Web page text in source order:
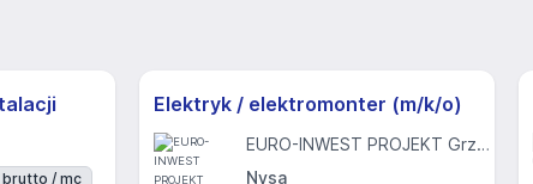
brutto / mc
Elektryk / elektromonter (m/k/o)
EURO-INWEST PROJEKT Grzegorz Engler, Tomasz Lach Sp. J.
Nysa